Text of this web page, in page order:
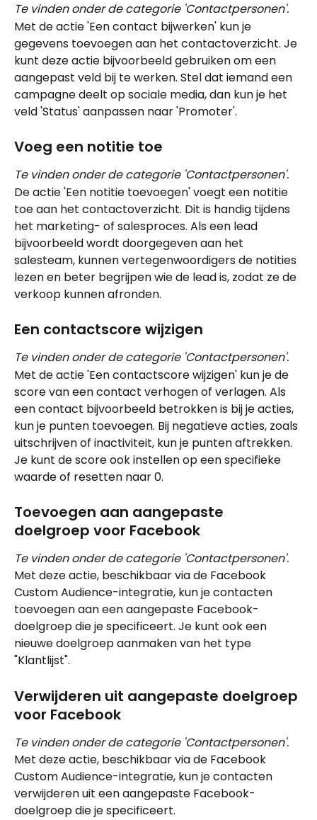
Te vinden onder de categorie 'Contactpersonen'.
Met de actie 'Een contact bijwerken' kun je
gegevens toevoegen aan het contactoverzicht. Je
kunt deze actie bijvoorbeeld gebruiken om een
aangepast veld bij te werken. Stel dat iemand een
campagne deelt op sociale media, dan kun je het
veld 'Status' aanpassen naar 'Promoter'.
Voeg een notitie toe
Te vinden onder de categorie 'Contactpersonen'.
De actie 'Een notitie toevoegen' voegt een notitie
toe aan het contactoverzicht. Dit is handig tijdens
het marketing- of salesproces. Als een lead
bijvoorbeeld wordt doorgegeven aan het
salesteam, kunnen vertegenwoordigers de notities
lezen en beter begrijpen wie de lead is, zodat ze de
verkoop kunnen afronden.
Een contactscore wijzigen
Te vinden onder de categorie 'Contactpersonen'.
Met de actie 'Een contactscore wijzigen' kun je de
score van een contact verhogen of verlagen. Als
een contact bijvoorbeeld betrokken is bij je acties,
kun je punten toevoegen. Bij negatieve acties, zoals
uitschrijven of inactiviteit, kun je punten aftrekken.
Je kunt de score ook instellen op een specifieke
waarde of resetten naar 0.
Toevoegen aan aangepaste
doelgroep voor Facebook
Te vinden onder de categorie 'Contactpersonen'.
Met deze actie, beschikbaar via de Facebook
Custom Audience-integratie, kun je contacten
toevoegen aan een aangepaste Facebook-
doelgroep die je specificeert. Je kunt ook een
nieuwe doelgroep aanmaken van het type
"Klantlijst".
Verwijderen uit aangepaste doelgroep
voor Facebook
Te vinden onder de categorie 'Contactpersonen'.
Met deze actie, beschikbaar via de Facebook
Custom Audience-integratie, kun je contacten
verwijderen uit een aangepaste Facebook-
doelgroep die je specificeert.